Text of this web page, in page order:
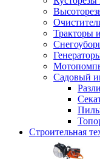
Тракторы
Садовый
Пилы
Строительная